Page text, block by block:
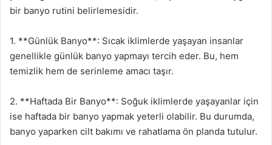
bir banyo rutini belirlemesidir.
1. **Günlük Banyo**: Sıcak iklimlerde yaşayan insanlar
genellikle günlük banyo yapmayı tercih eder. Bu, hem
temizlik hem de serinleme amacı taşır.
2. **Haftada Bir Banyo**: Soğuk iklimlerde yaşayanlar için
ise haftada bir banyo yapmak yeterli olabilir. Bu durumda,
banyo yaparken cilt bakımı ve rahatlama ön planda tutulur.